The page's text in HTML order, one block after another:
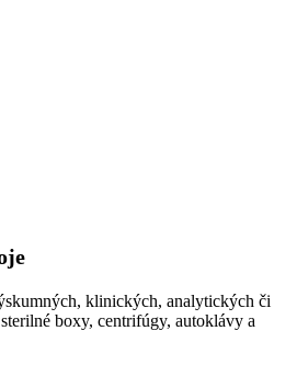
klinických, analytických či
boxy, centrifúgy, autoklávy a